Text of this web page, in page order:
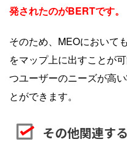
発されたのがBERTです。
そのため、MEOにおいて
をマップ上に出すことが
つユーザーのニーズが高
とができます。
その他関連す